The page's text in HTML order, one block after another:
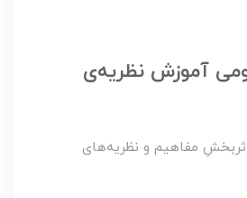
آموزش نظریه‌ی
مفاهیم و نظریه‌های